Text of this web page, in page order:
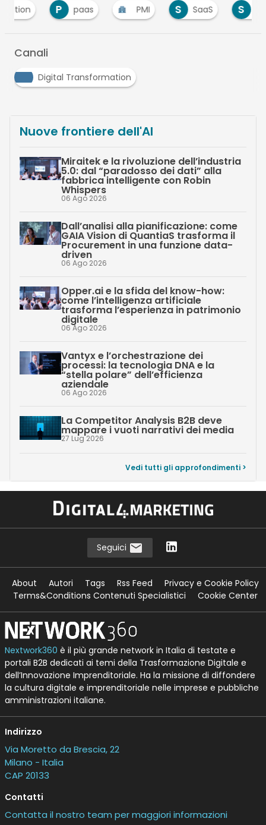
P
paas PMI S SaaS S System
Canali
Digital Transformation
Nuove frontiere dell'AI
Miraitek e la rivoluzione dell’industria
5.0: dal “paradosso dei dati” alla
fabbrica intelligente con Robin
Whispers
06 Ago 2026
Dall’analisi alla pianificazione: come
GAIA Vision di QuantiaS trasforma il
Procurement in una funzione data-
driven
06 Ago 2026
Opper.ai e la sfida del know-how:
come l’intelligenza artificiale
trasforma l’esperienza in patrimonio
digitale
06 Ago 2026
Vantyx e l’orchestrazione dei
processi: la tecnologia DNA e la
“stella polare” dell’efficienza
aziendale
06 Ago 2026
La Competitor Analysis B2B deve
mappare i vuoti narrativi dei media
27 Lug 2026
Vedi tutti gli approfondimenti >
Seguici
About Autori Tags Rss Feed
Privacy e Cookie Policy
Terms&Conditions Contenuti Specialistici
Cookie Center
Nextwork360 è il più grande network in Italia di testate e
portali B2B dedicati ai temi della Trasformazione Digitale e
dell’Innovazione Imprenditoriale. Ha la missione di diffondere
la cultura digitale e imprenditoriale nelle imprese e pubbliche
amministrazioni italiane.
Indirizzo
Via Moretto da Brescia, 22
Milano - Italia
CAP 20133
Contatti
Contatta il nostro team per maggiori informazioni